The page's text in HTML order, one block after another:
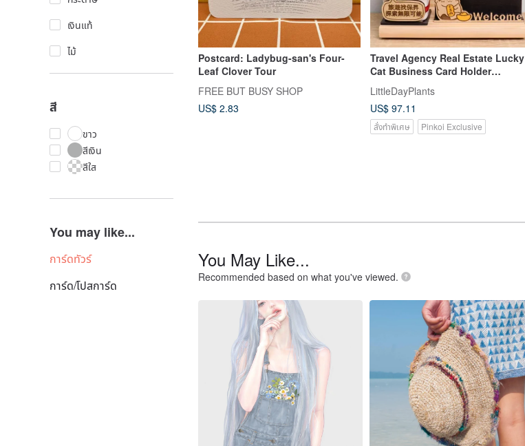
เงินแท้
ไม้
สี
ขาว
สีเงิน
สีใส
You may like...
การ์ดทัวร์
การ์ด/โปสการ์ด
Postcard: Ladybug-san's Four-
Leaf Clover Tour
FREE BUT BUSY SHOP
US$ 2.83
Travel Agency Real Estate Lucky
Cat Business Card Holder
Opening Gift Custom Sign
Message Card Dried Flowers
LittleDayPlants
US$ 97.11
สั่งทำพิเศษ Pinkoi Exclusive
You May Like...
Recommended based on what you've viewed.